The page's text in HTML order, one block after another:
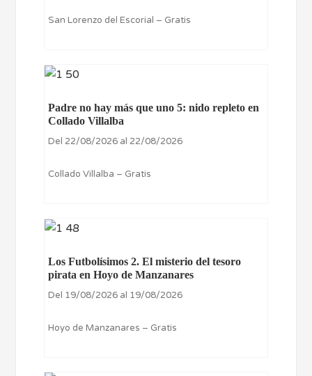
San Lorenzo del Escorial – Gratis
Padre no hay más que uno 5: nido repleto en
Collado Villalba
Del 22/08/2026 al 22/08/2026
Collado Villalba – Gratis
Los Futbolísimos 2. El misterio del tesoro
pirata en Hoyo de Manzanares
Del 19/08/2026 al 19/08/2026
Hoyo de Manzanares – Gratis